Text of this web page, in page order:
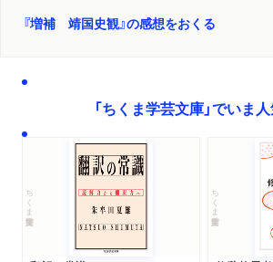
『増補 靖国史観』の感想をおくる
「ちくま学芸文庫」でいま
ちくま学芸文庫 ちくま学芸文庫